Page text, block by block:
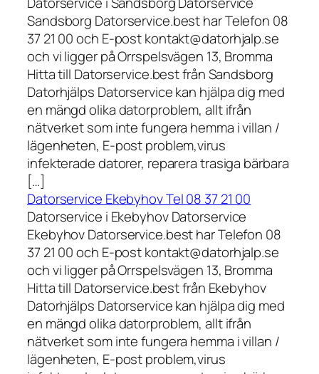
Sandsborg Datorservice.best har Telefon 08
37 21 00 och E-post kontakt@datorhjalp.se
och vi ligger på Orrspelsvägen 13, Bromma
Hitta till Datorservice.best från Sandsborg
Datorhjälps Datorservice kan hjälpa dig med
en mängd olika datorproblem, allt ifrån
nätverket som inte fungera hemma i villan /
lägenheten, E-post problem,virus
infekterade datorer, reparera trasiga bärbara
[…]
Datorservice Ekebyhov Tel 08 37 21 00
Datorservice i Ekebyhov Datorservice
Ekebyhov Datorservice.best har Telefon 08
37 21 00 och E-post kontakt@datorhjalp.se
och vi ligger på Orrspelsvägen 13, Bromma
Hitta till Datorservice.best från Ekebyhov
Datorhjälps Datorservice kan hjälpa dig med
en mängd olika datorproblem, allt ifrån
nätverket som inte fungera hemma i villan /
lägenheten, E-post problem,virus